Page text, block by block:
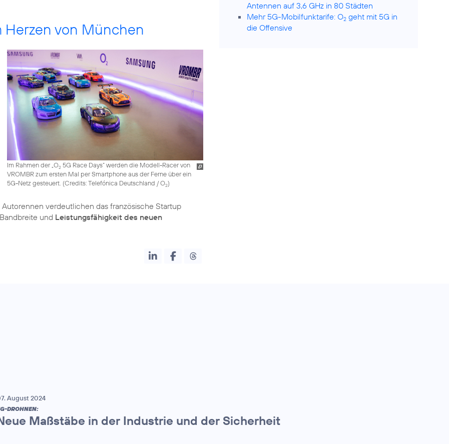
Herzen von München
Im Rahmen der „O25G Race Days“ werden die Modell-Racer von
VROMBR zum ersten Mal per Smartphone aus der Ferne über ein
5G-Netz gesteuert. (Credits: Telefónica Deutschland / O2)
Autorennen verdeutlichen das französische Startup
und Leistungsfähigkeit des neuen
Antennen auf 3,6 GHz in 80 Städten
Mehr 5G-Mobilfunktarife: O2 geht mit 5G in
die Offensive
August 2024
DROHNEN:
Maßstäbe in der Industrie und der Sicherheit